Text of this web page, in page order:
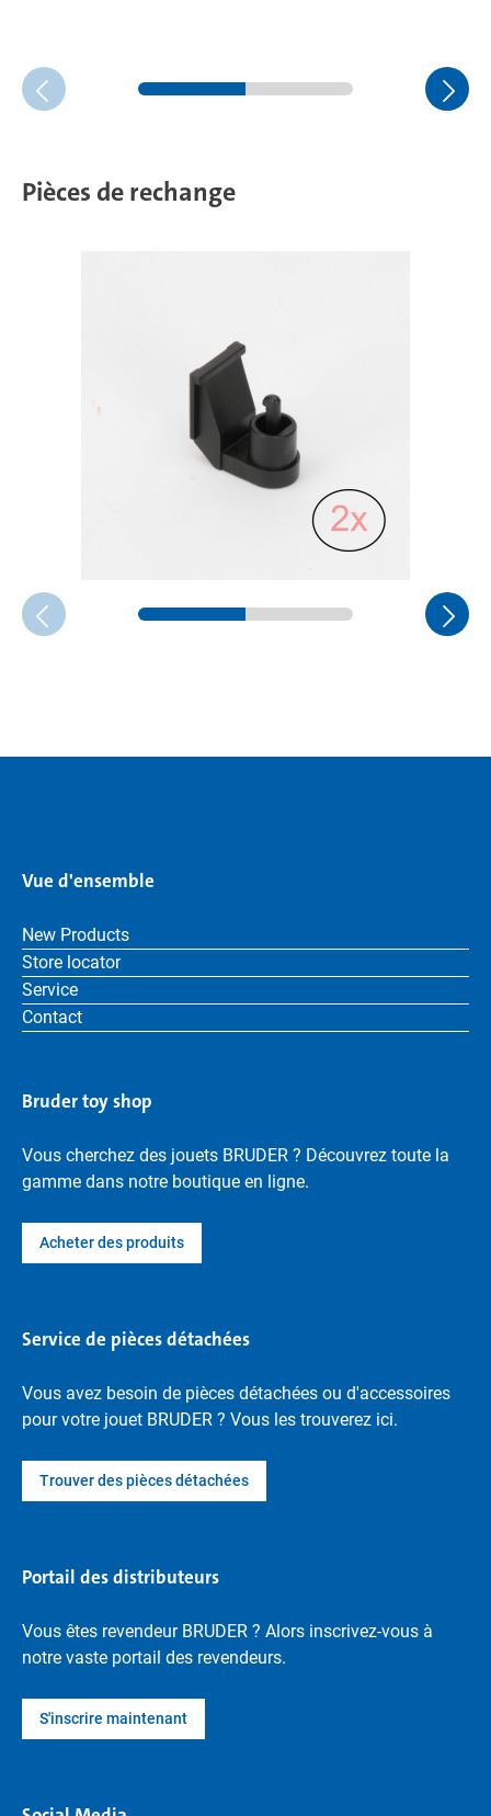
Pièces de rechange
Vue d'ensemble
New Products
Store locator
Service
Contact
Bruder toy shop
Vous cherchez des jouets BRUDER ? Découvrez toute la
gamme dans notre boutique en ligne.
Acheter des produits
Service de pièces détachées
Vous avez besoin de pièces détachées ou d'accessoires
pour votre jouet BRUDER ? Vous les trouverez ici.
Trouver des pièces détachées
Portail des distributeurs
Vous êtes revendeur BRUDER ? Alors inscrivez-vous à
notre vaste portail des revendeurs.
S'inscrire maintenant